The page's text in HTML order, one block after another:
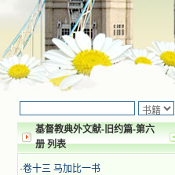
基督教典外文献-旧约篇-第六
册 列表
·卷十三 马加比一书